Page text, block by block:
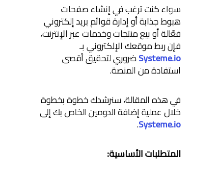
سواء كنت ترغب في إنشاء صفحات
هبوط جذابة أو إدارة قوائم بريد إلكتروني
فعّالة أو بيع منتجات وخدمات عبر الإنترنت،
فإن ربط موقعك الإلكتروني بـ
Systeme.ioضروري لتحقيق أقصى
استفادة من المنصة.
في هذه المقالة، سنرشدك خطوة بخطوة
خلال عملية إضافة الدومين الخاص بك إلى
Systeme.io
.
المتطلبات الأساسية: